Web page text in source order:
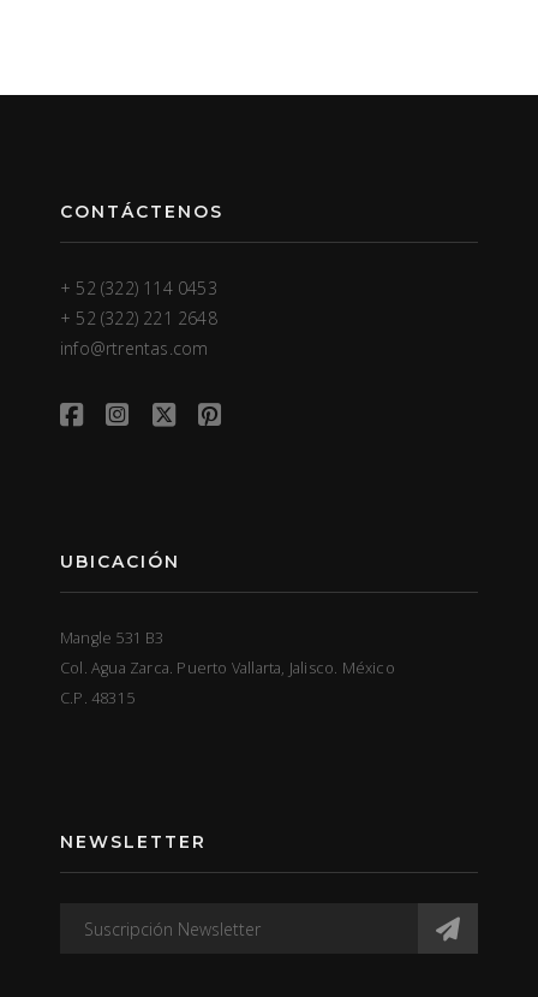
CONTÁCTENOS
+ 52 (322) 114 0453
+ 52 (322) 221 2648
info@rtrentas.com
UBICACIÓN
Mangle 531 B3
Col. Agua Zarca. Puerto Vallarta, Jalisco. México
C.P. 48315
NEWSLETTER